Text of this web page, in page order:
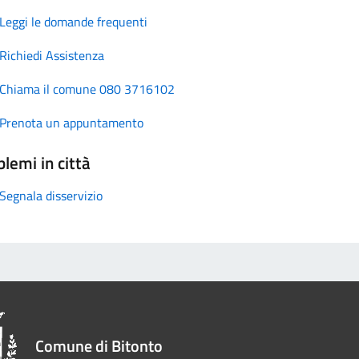
Leggi le domande frequenti
Richiedi Assistenza
Chiama il comune 080 3716102
Prenota un appuntamento
in città
Segnala disservizio
Comune di Bitonto